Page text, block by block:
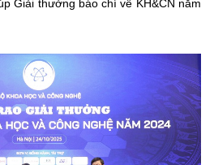
Giải thưởng báo chí về KH&CN năm